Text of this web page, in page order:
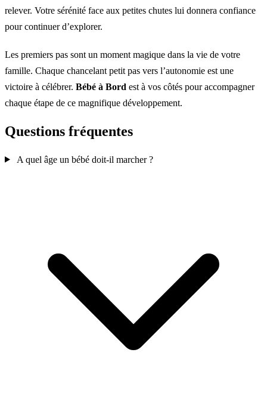
relever. Votre sérénité face aux petites chutes lui donnera confiance
pour continuer d’explorer.
Les premiers pas sont un moment magique dans la vie de votre
famille. Chaque chancelant petit pas vers l’autonomie est une
victoire à célébrer. Bébé à Bord est à vos côtés pour accompagner
chaque étape de ce magnifique développement.
Questions fréquentes
A quel âge un bébé doit-il marcher ?